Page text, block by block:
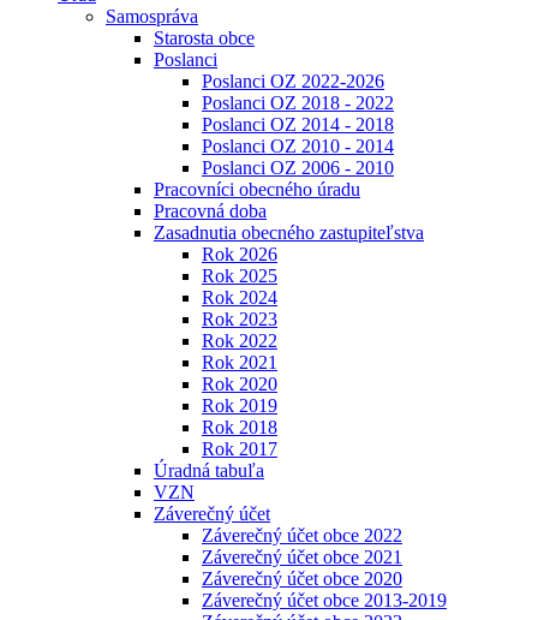
Samospráva
Starosta obce
Poslanci
Poslanci OZ 2022-2026
Poslanci OZ 2018 - 2022
Poslanci OZ 2014 - 2018
Poslanci OZ 2010 - 2014
Poslanci OZ 2006 - 2010
Pracovníci obecného úradu
Pracovná doba
Zasadnutia obecného zastupiteľstva
Rok 2026
Rok 2025
Rok 2024
Rok 2023
Rok 2022
Rok 2021
Rok 2020
Rok 2019
Rok 2018
Rok 2017
Úradná tabuľa
VZN
Záverečný účet
Záverečný účet obce 2022
Záverečný účet obce 2021
Záverečný účet obce 2020
Záverečný účet obce 2013-2019